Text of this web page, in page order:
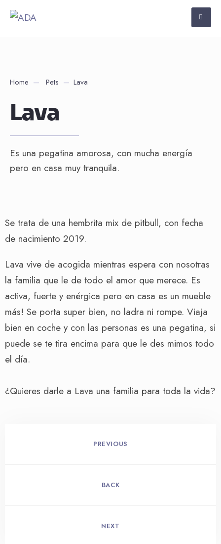
Home Pets Lava
Lava
Es una pegatina amorosa, con mucha energía
pero en casa muy tranquila.
Se trata de una hembrita mix de pitbull, con fecha
de nacimiento 2019.
Lava vive de acogida mientras espera con nosotras
la familia que le de todo el amor que merece. Es
activa, fuerte y enérgica pero en casa es un mueble
más! Se porta super bien, no ladra ni rompe. Viaja
bien en coche y con las personas es una pegatina, si
puede se te tira encima para que le des mimos todo
el día.
¿Quieres darle a Lava una familia para toda la vida?
PREVIOUS
BACK
NEXT